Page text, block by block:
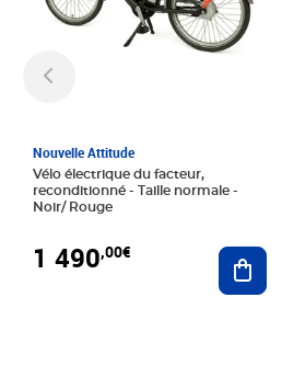
Nouvelle Attitude
Vélo électrique du facteur,
reconditionné - Taille normale -
Noir/ Rouge
1 490,00€